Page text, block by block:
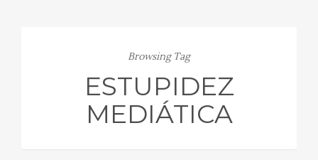
Browsing Tag
ESTUPIDEZ
MEDIÁTICA